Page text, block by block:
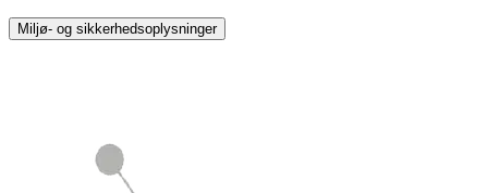
Miljø- og sikkerhedsoplysninger